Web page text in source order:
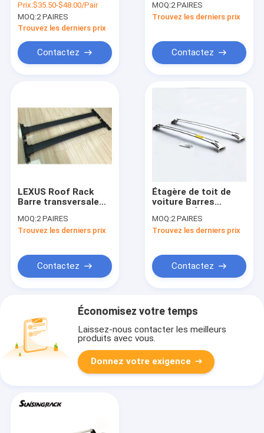
pour Nissan Rogue
2021+ Barres
croisées de support
Prix:$35.50-$48.00/Pair
MOQ:2 PAIRES
Trouvez les derniers prix
Contactez
toit pour Lexus
GX460 2010-2019
MOQ:2 PAIRES
Trouvez les derniers prix
Contactez
LEXUS Roof Rack
Barre transversale
aluminium
accessoires
MOQ:2 PAIRES
Trouvez les derniers prix
Contactez
Étagère de toit de
voiture Barres
toit de voiture
utilisées pour la série
MOQ:2 PAIRES
Trouvez les derniers prix
Contactez
Économisez votre temps
Laissez-nous contacter les meilleurs
produits avec vous.
Donnez votre exigence